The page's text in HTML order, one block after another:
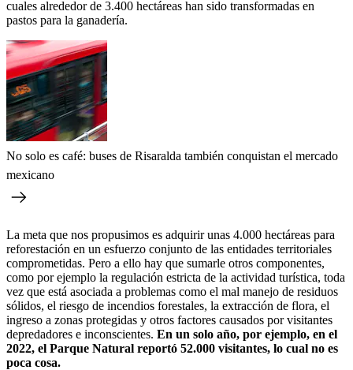
cuales alrededor de 3.400 hectáreas han sido transformadas en
pastos para la ganadería.
No solo es café: buses de Risaralda también conquistan el mercado
mexicano
La meta que nos propusimos es adquirir unas 4.000 hectáreas para
reforestación en un esfuerzo conjunto de las entidades territoriales
comprometidas. Pero a ello hay que sumarle otros componentes,
como por ejemplo la regulación estricta de la actividad turística, toda
vez que está asociada a problemas como el mal manejo de residuos
sólidos, el riesgo de incendios forestales, la extracción de flora, el
ingreso a zonas protegidas y otros factores causados por visitantes
depredadores e inconscientes. En un solo año, por ejemplo, en el
2022, el Parque Natural reportó 52.000 visitantes, lo cual no es
poca cosa.